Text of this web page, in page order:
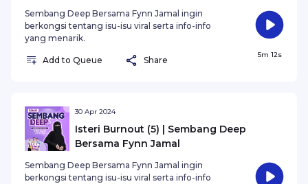
Sembang Deep Bersama Fynn Jamal ingin
berkongsi tentang isu-isu viral serta info-info
yang menarik.
Add to Queue Share
5m 12s
30 Apr 2024
Isteri Burnout (5) | Sembang Deep
Bersama Fynn Jamal
Sembang Deep Bersama Fynn Jamal ingin
berkongsi tentang isu-isu viral serta info-info